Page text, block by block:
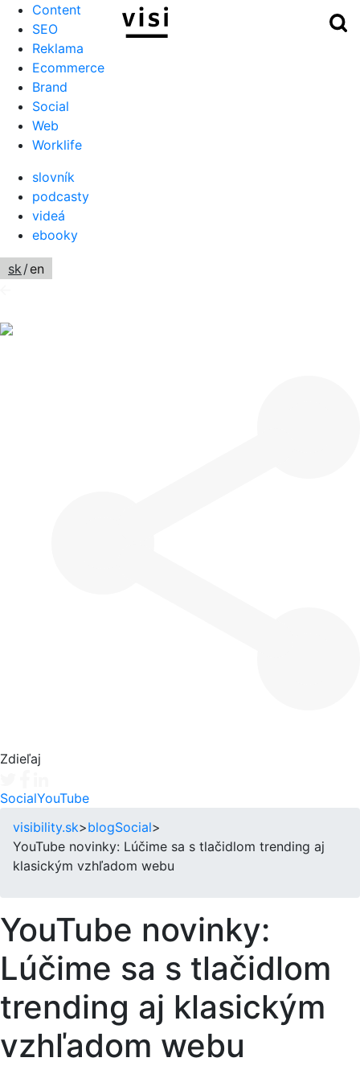
Menu
Content
SEO
Reklama
Ecommerce
Brand
Social
Web
Worklife
slovník
podcasty
videá
ebooky
sk/en
Zdieľaj
SocialYouTube
visibility.sk>blogSocial>
YouTube novinky: Lúčime sa s tlačidlom trending aj
klasickým vzhľadom webu
YouTube novinky:
Lúčime sa s tlačidlom
trending aj klasickým
vzhľadom webu